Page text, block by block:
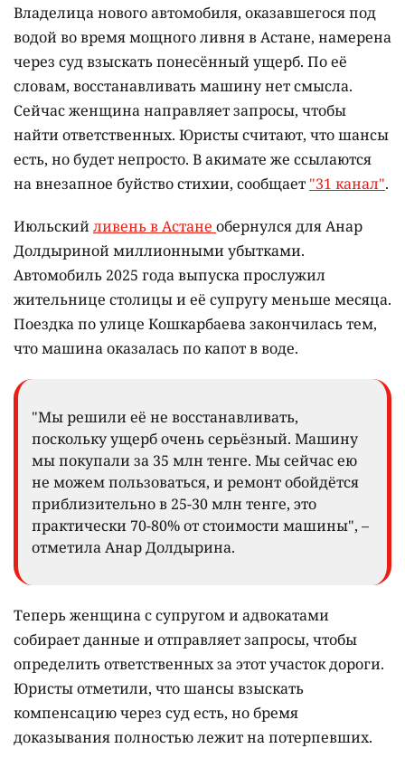
Владелица нового автомобиля, оказавшегося под
водой во время мощного ливня в Астане, намерена
через суд взыскать понесённый ущерб. По её
словам, восстанавливать машину нет смысла.
Сейчас женщина направляет запросы, чтобы
найти ответственных. Юристы считают, что шансы
есть, но будет непросто. В акимате же ссылаются
на внезапное буйство стихии, сообщает "31 канал".
Июльскийливень в Астане обернулся для Анар
Долдыриной миллионными убытками.
Автомобиль 2025 года выпуска прослужил
жительнице столицы и её супругу меньше месяца.
Поездка по улице Кошкарбаева закончилась тем,
что машина оказалась по капот в воде.
"Мы решили её не восстанавливать,
поскольку ущерб очень серьёзный. Машину
мы покупали за 35 млн тенге. Мы сейчас ею
не можем пользоваться, и ремонт обойдётся
приблизительно в 25-30 млн тенге, это
практически 70-80% от стоимости машины", –
отметила Анар Долдырина.
Теперь женщина с супругом и адвокатами
собирает данные и отправляет запросы, чтобы
определить ответственных за этот участок дороги.
Юристы отметили, что шансы взыскать
компенсацию через суд есть, но бремя
доказывания полностью лежит на потерпевших.